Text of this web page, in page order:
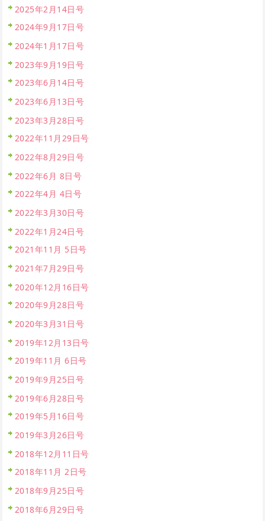
2025年2月14日号
2024年9月17日号
2024年1月17日号
2023年9月19日号
2023年6月14日号
2023年6月13日号
2023年3月28日号
2022年11月29日号
2022年8月29日号
2022年6月 8日号
2022年4月 4日号
2022年3月30日号
2022年1月24日号
2021年11月 5日号
2021年7月29日号
2020年12月16日号
2020年9月28日号
2020年3月31日号
2019年12月13日号
2019年11月 6日号
2019年9月25日号
2019年6月28日号
2019年5月16日号
2019年3月26日号
2018年12月11日号
2018年11月 2日号
2018年9月25日号
2018年6月29日号